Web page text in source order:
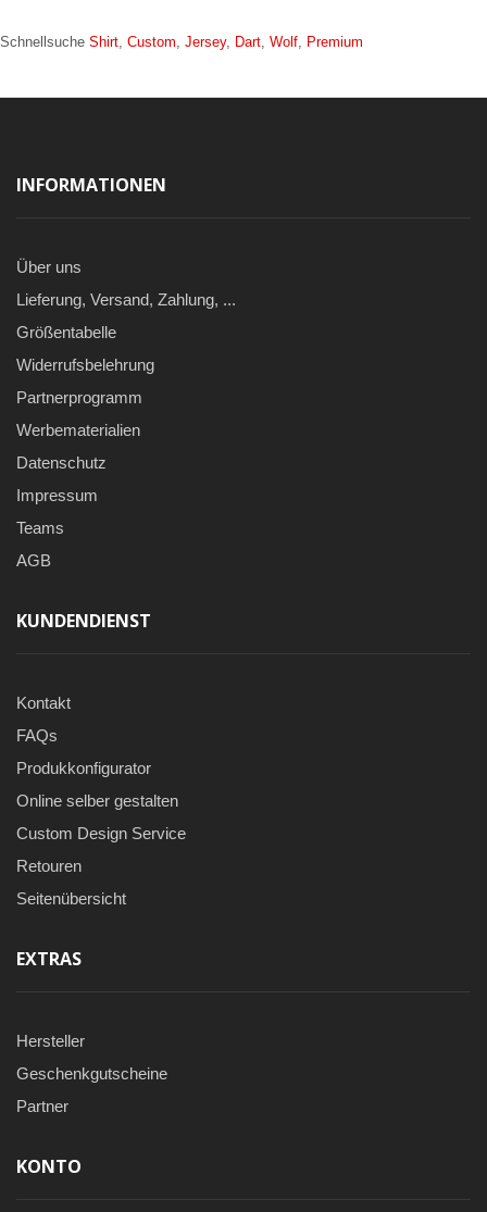
Schnellsuche Shirt Custom Jersey, Dart Wolf Premium
INFORMATIONEN
Über uns
Lieferung, Versand, Zahlung, ...
Größentabelle
Widerrufsbelehrung
Partnerprogramm
Werbematerialien
Datenschutz
Impressum
Teams
AGB
KUNDENDIENST
Kontakt
FAQs
Produkkonfigurator
Online selber gestalten
Custom Design Service
Retouren
Seitenübersicht
EXTRAS
Hersteller
Geschenkgutscheine
Partner
KONTO